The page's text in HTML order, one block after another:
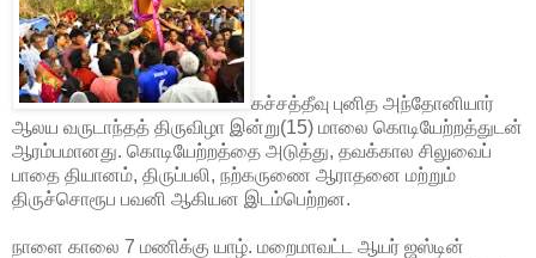
கச்சத்தீவு புனித அந்தோனியார்
ஆலய வருடாந்தத் திருவிழா இன்று(15) மாலை கொடியேற்றத்துடன்
ஆரம்பமானது. கொடியேற்றத்தை அடுத்து, தவக்கால சிலுவைப்
பாதை தியானம், திருப்பலி, நற்கருணை ஆராதனை மற்றும்
திருச்சொரூப பவனி ஆகியன இடம்பெற்றன.
நாளை காலை 7 மணிக்கு யாழ். மறைமாவட்ட ஆயர் ஜஸ்டின்